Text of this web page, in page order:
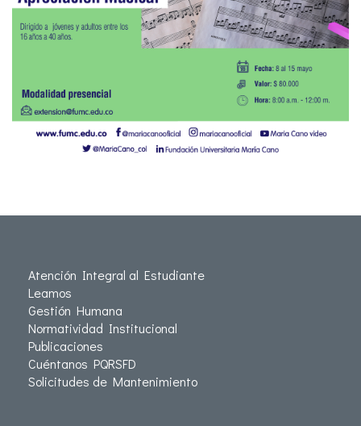
Atención Integral al Estudiante
Leamos
Gestión Humana
Normatividad Institucional
Publicaciones
Cuéntanos PQRSFD
Solicitudes de Mantenimiento